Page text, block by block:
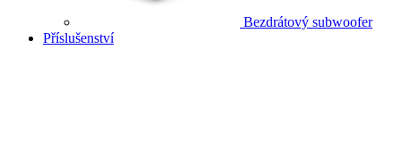
Bezdrátový subwoofer
Příslušenství